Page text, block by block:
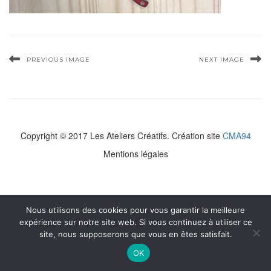
PREVIOUS IMAGE NEXT IMAGE
Copyright © 2017 Les Ateliers Créatifs. Création site CMA94
Mentions légales
Nous utilisons des cookies pour vous garantir la meilleure
expérience sur notre site web. Si vous continuez à utiliser ce
site, nous supposerons que vous en êtes satisfait.
OK